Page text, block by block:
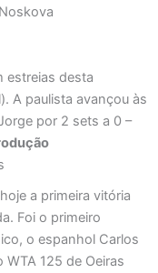
estreias desta
A paulista avançou às
por 2 sets a 0 –
a primeira vitória
Foi o primeiro
o espanhol Carlos
125 de Oeiras